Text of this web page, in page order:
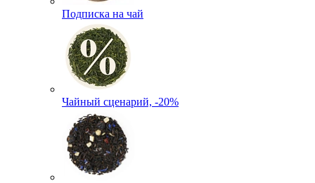
Подписка на чай
Чайный сценарий, -20%